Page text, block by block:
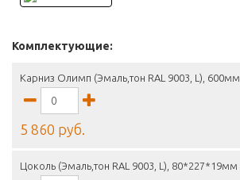
Комплектующие:
Карниз Олимп (Эмаль,тон RAL 9003, L), 600мм
5 860 руб.
Цоколь (Эмаль,тон RAL 9003, L), 80*227*19мм